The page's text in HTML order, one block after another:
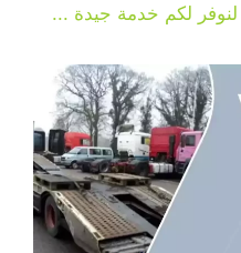
لنوفر لكم خدمة جيدة ...